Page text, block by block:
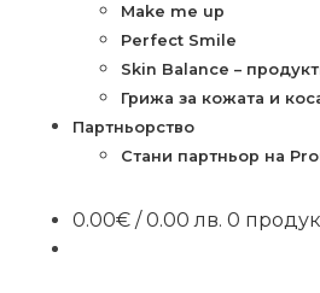
Make me up
Perfect Smile
Skin Balance –
Грижа за кожата и
Партньорство
Стани партньор на
0.00€ / 0.00 лв. 0